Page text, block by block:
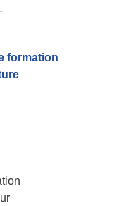
formation